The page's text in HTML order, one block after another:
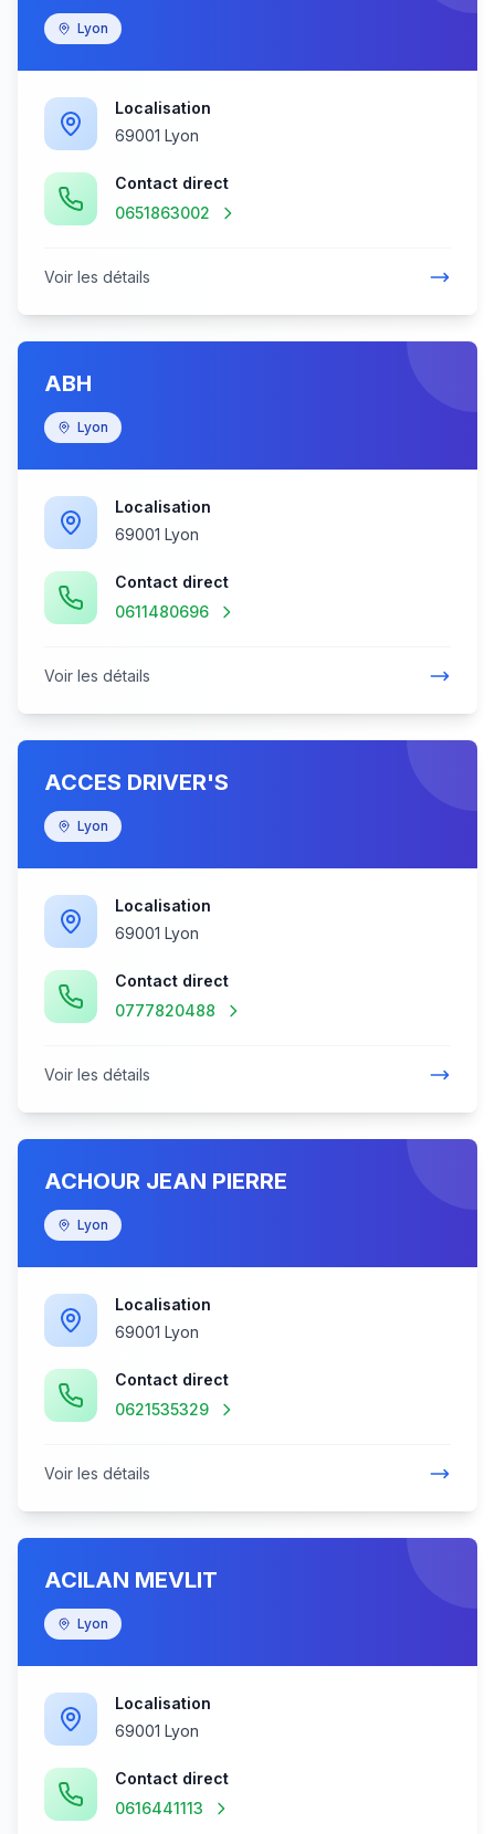
Lyon
Localisation
69001 Lyon
Contact direct
0651863002
Voir les détails
ABH
Lyon
Localisation
69001 Lyon
Contact direct
0611480696
Voir les détails
ACCES DRIVER'S
Lyon
Localisation
69001 Lyon
Contact direct
0777820488
Voir les détails
ACHOUR JEAN PIERRE
Lyon
Localisation
69001 Lyon
Contact direct
0621535329
Voir les détails
ACILAN MEVLIT
Lyon
Localisation
69001 Lyon
Contact direct
0616441113